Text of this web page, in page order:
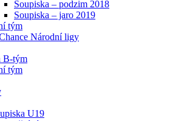
Soupiska – podzim 2018
Soupiska – jaro 2019
tým
Národní ligy
B-tým
tým
U19